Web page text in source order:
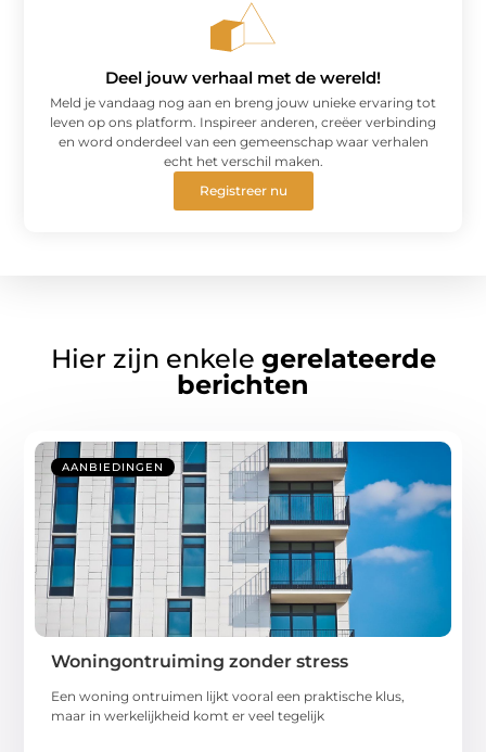
Deel jouw verhaal met de wereld!
Meld je vandaag nog aan en breng jouw unieke ervaring tot
leven op ons platform. Inspireer anderen, creëer verbinding
en word onderdeel van een gemeenschap waar verhalen
echt het verschil maken.
Registreer nu
Hier zijn enkele gerelateerde
berichten
AANBIEDINGEN
Woningontruiming zonder stress
Een woning ontruimen lijkt vooral een praktische klus,
maar in werkelijkheid komt er veel tegelijk